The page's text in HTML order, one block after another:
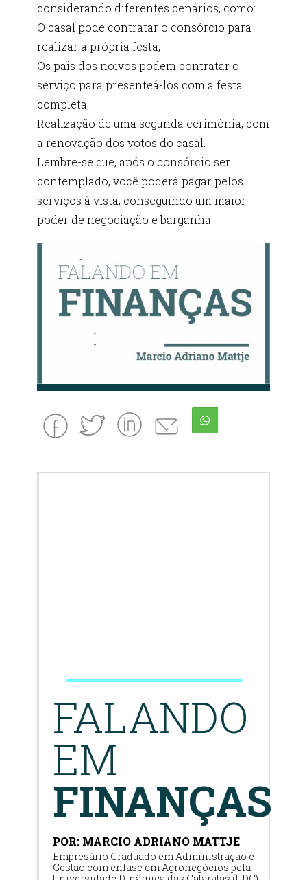
considerando diferentes cenários, como:
O casal pode contratar o consórcio para
realizar a própria festa;
Os pais dos noivos podem contratar o
serviço para presenteá-los com a festa
completa;
Realização de uma segunda cerimônia, com
a renovação dos votos do casal.
Lembre-se que, após o consórcio ser
contemplado, você poderá pagar pelos
serviços à vista, conseguindo um maior
poder de negociação e barganha.
FALANDO
EM
FINANÇAS
POR: MARCIO ADRIANO MATTJE
Empresário Graduado em Administração e
Gestão com ênfase em Agronegócios pela